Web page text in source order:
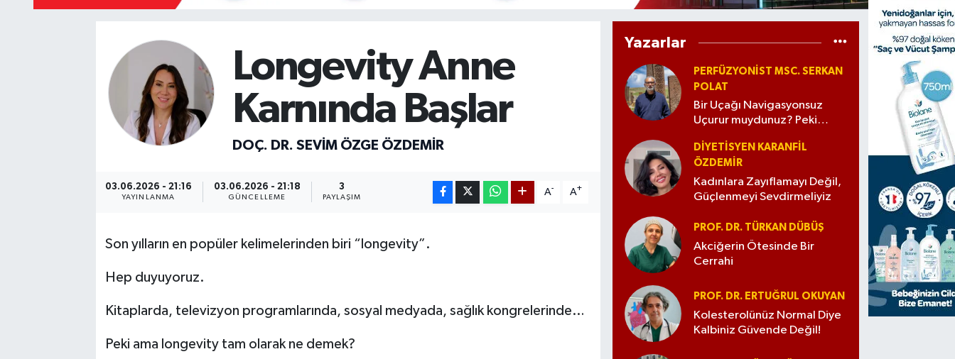
Longevity Anne
Karnında Başlar
DOÇ. DR. SEVIM ÖZGE ÖZDEMİR
03.06.2026 - 21:16
YAYINLANMA
03.06.2026 - 21:18
GÜNCELLEME
3
PAYLAŞIM
A- A+
Son yılların en popüler kelimelerinden biri “longevity”.
Hep duyuyoruz.
Kitaplarda, televizyon programlarında, sosyal medyada, sağlık kongrelerinde…
Peki ama longevity tam olarak ne demek?
Yazarlar
PERFÜZYONIST MSC. SERKAN
POLAT
Bir Uçağı Navigasyonsuz
Uçurur muydunuz? Peki
DIYETISYEN KARANFIL
ÖZDEMİR
Kadınlara Zayıflamayı Değil,
Güçlenmeyi Sevdirmeliyiz
PROF. DR. TÜRKAN DÜBÜŞ
Akciğerin Ötesinde Bir
Cerrahi
PROF. DR. ERTUĞRUL OKUYAN
Kolesterolünüz Normal Diye
Kalbiniz Güvende Değil!